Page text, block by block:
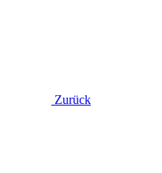
Zurück